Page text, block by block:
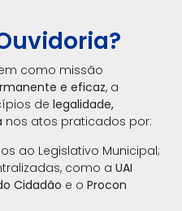
como missão
e eficaz, a
delegalidade,
nos atos praticados por:
ao Legislativo Municipal;
como aUAI
Cidadão e oProcon